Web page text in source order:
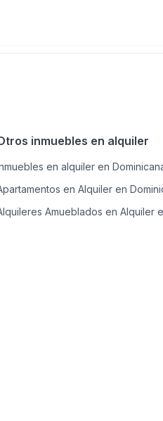
inmuebles en alquiler
en alquiler en
en Alquiler en
Amueblados en Alquiler